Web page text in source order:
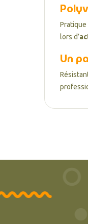
lors d’
Un